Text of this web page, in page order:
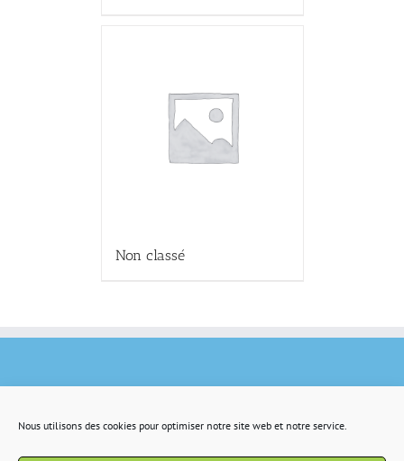
Nous utilisons des cookies pour optimiser notre site web et notre service.
Non classé